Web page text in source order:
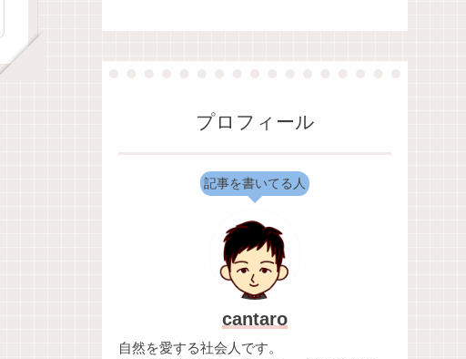
プロフィール
記事を書いてる人
cantaro
自然を愛する社会人です。